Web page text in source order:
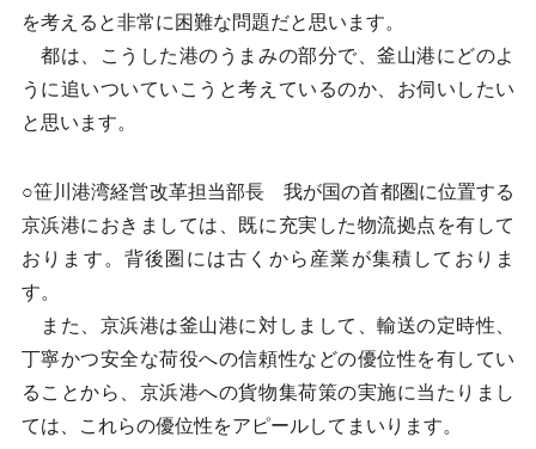
を考えると非常に困難な問題だと思います。
都は、こうした港のうまみの部分で、釜山港にどのよ
うに追いついていこうと考えているのか、お伺いしたい
と思います。
○笹川港湾経営改革担当部長 我が国の首都圏に位置する
京浜港におきましては、既に充実した物流拠点を有して
おります。背後圏には古くから産業が集積しておりま
す。
また、京浜港は釜山港に対しまして、輸送の定時性、
丁寧かつ安全な荷役への信頼性などの優位性を有してい
ることから、京浜港への貨物集荷策の実施に当たりまし
ては、これらの優位性をアピールしてまいります。